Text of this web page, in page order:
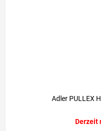
Adler PULLEX
Derzeit